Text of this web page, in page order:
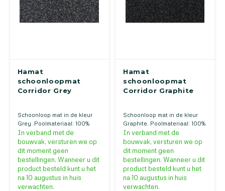
Hamat
schoonloopmat
Corridor Grey
Schoonloop mat in de kleur
Grey. Poolmateriaal: 100%
Polyamide. Back: PVC.
Verkrijgbaar in verschillende
kleuren!
In verband met de
bouwvak, versturen we op
dit moment geen
bestellingen. Wanneer u dit
product besteld kunt u het
na 10 augustus in huis
verwachten.
Hamat
schoonloopmat
Corridor Graphite
Schoonloop mat in de kleur
Graphite. Poolmateriaal: 100%
Polyamide. Back: PVC.
Verkrijgbaar in verschillende
kleuren!
In verband met de
bouwvak, versturen we op
dit moment geen
bestellingen. Wanneer u dit
product besteld kunt u het
na 10 augustus in huis
verwachten.